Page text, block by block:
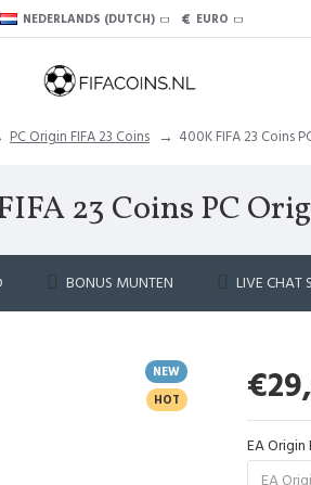
NEDERLANDS (DUTCH) € EURO
PC Origin FIFA 23 Coins 400K FIFA 23 Coins
23 Coins PC
BONUS MUNTEN LIVE CHAT
NEW
HOT
EA Origin